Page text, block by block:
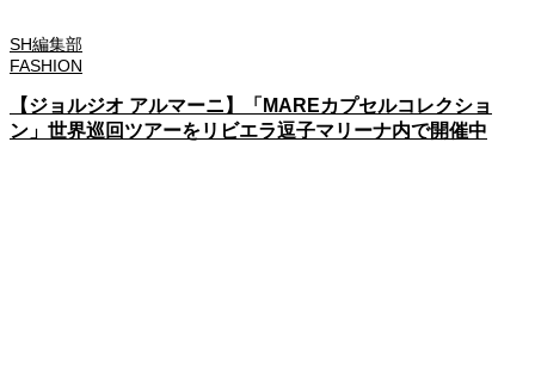
SH編集部
FASHION
【ジョルジオ アルマーニ】「MAREカプセルコレクショ
ン」世界巡回ツアーをリビエラ逗子マリーナ内で開催中